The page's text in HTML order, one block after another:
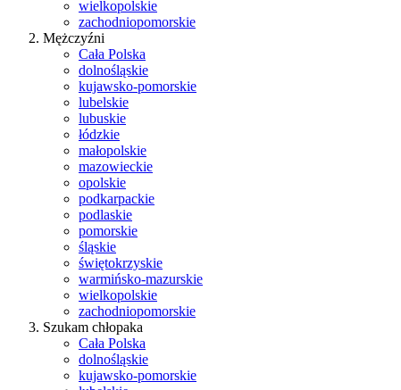
wielkopolskie
zachodniopomorskie
Mężczyźni
Cała Polska
dolnośląskie
kujawsko-pomorskie
lubelskie
lubuskie
łódzkie
małopolskie
mazowieckie
opolskie
podkarpackie
podlaskie
pomorskie
śląskie
świętokrzyskie
warmińsko-mazurskie
wielkopolskie
zachodniopomorskie
Szukam chłopaka
Cała Polska
dolnośląskie
kujawsko-pomorskie